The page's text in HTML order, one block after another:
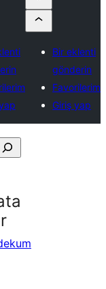
Bir eklenti
gönderin
Favorilerim
Giriş yap